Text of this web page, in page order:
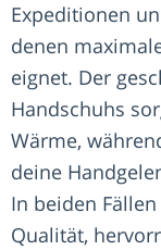
Expeditionen
denen
eignet. Der
Handschuhs
Wärme,
deine
In beiden
Qualität,